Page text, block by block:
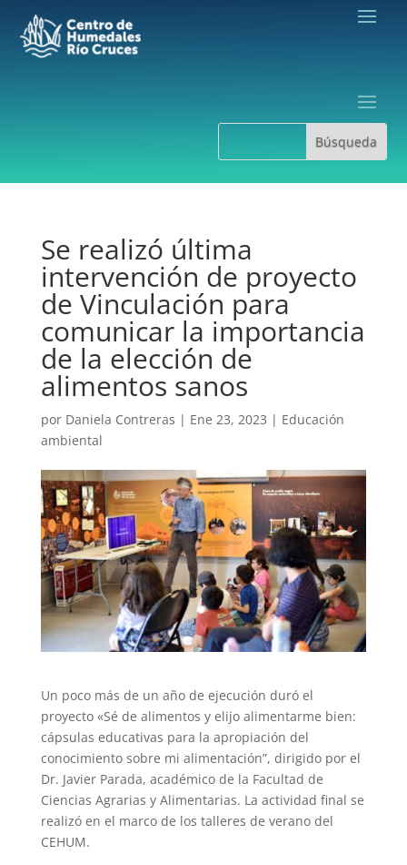
Se realizó última
intervención de proyecto
de Vinculación para
comunicar la importancia
de la elección de
alimentos sanos
por Daniela Contreras | Ene 23, 2023 | Educación
ambiental
Un poco más de un año de ejecución duró el
proyecto «Sé de alimentos y elijo alimentarme bien:
cápsulas educativas para la apropiación del
conocimiento sobre mi alimentación”, dirigido por el
Dr. Javier Parada, académico de la Facultad de
Ciencias Agrarias y Alimentarias. La actividad final se
realizó en el marco de los talleres de verano del
CEHUM.